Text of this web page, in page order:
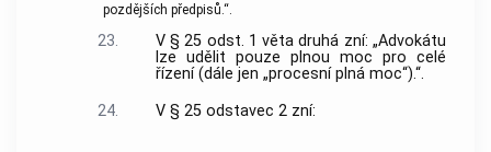
pozdějších předpisů.“.
23.
V § 25 odst. 1 věta druhá zní: „Advokátu
lze udělit pouze plnou moc pro celé
řízení (dále jen „procesní plná moc“).“.
24.
V § 25 odstavec 2 zní: